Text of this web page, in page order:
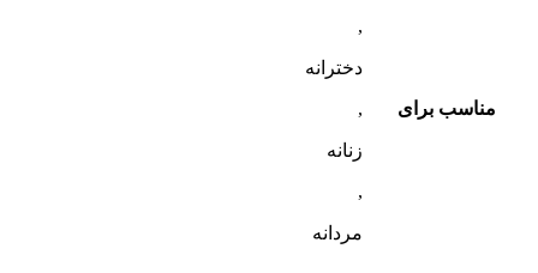
مناسب برای
,
دخترانه
,
زنانه
,
مردانه